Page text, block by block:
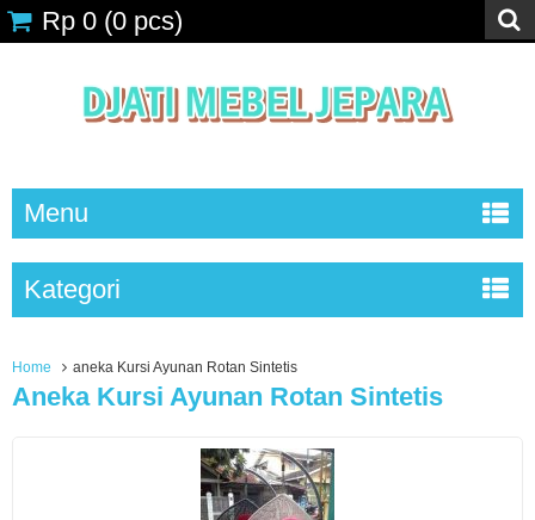
Rp 0 (0 pcs)
Menu
Kategori
Home aneka Kursi Ayunan Rotan Sintetis
Aneka Kursi Ayunan Rotan Sintetis